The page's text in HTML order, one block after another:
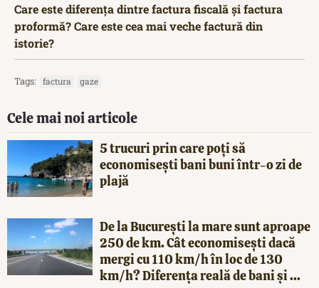
Care este diferența dintre factura fiscală și factura
proformă? Care este cea mai veche factură din
istorie?
Tags: factura gaze
Cele mai noi articole
5 trucuri prin care poți să
economisești bani buni într-o zi de
plajă
De la București la mare sunt aproape
250 de km. Cât economisești dacă
mergi cu 110 km/h în loc de 130
km/h? Diferența reală de bani și ...